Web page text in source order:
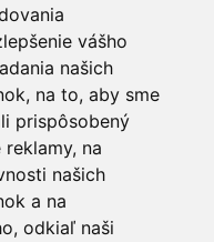
vášho
našich
na to, aby sme
prispôsobený
na
našich
a na
odkiaľ naši
prístupnosti Kontakt
elektronických
školskej správy.